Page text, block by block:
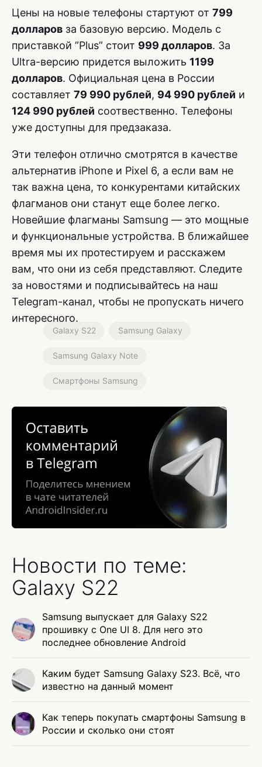
Цены на новые телефоны стартуют от 799
долларов за базовую версию. Модель с
приставкой ”Plus” стоит 999 долларов. За
Ultra-версию придется выложить 1199
долларов. Официальная цена в России
составляет 79 990 рублей, 94 990 рублей и
124 990 рублей соотвественно. Телефоны
уже доступны для предзаказа.
Эти телефон отлично смотрятся в качестве
альтернатив iPhone и Pixel 6, а если вам не
так важна цена, то конкурентами китайских
флагманов они станут еще более легко.
Новейшие флагманы Samsung — это мощные
и функциональные устройства. В ближайшее
время мы их протестируем и расскажем
вам, что они из себя представляют. Следите
за новостями и подписывайтесь на наш
Telegram-канал, чтобы не пропускать ничего
интересного.
Galaxy S22 Samsung Galaxy
Samsung Galaxy Note
Смартфоны Samsung
Новости по теме:
Galaxy S22
Samsung выпускает для Galaxy S22
прошивку с One UI 8. Для него это
последнее обновление Android
Каким будет Samsung Galaxy S23. Всё, что
известно на данный момент
Как теперь покупать смартфоны Samsung в
России и сколько они стоят